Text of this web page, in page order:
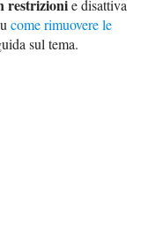
restrizionie disattiva
come rimuovere le
sul tema.